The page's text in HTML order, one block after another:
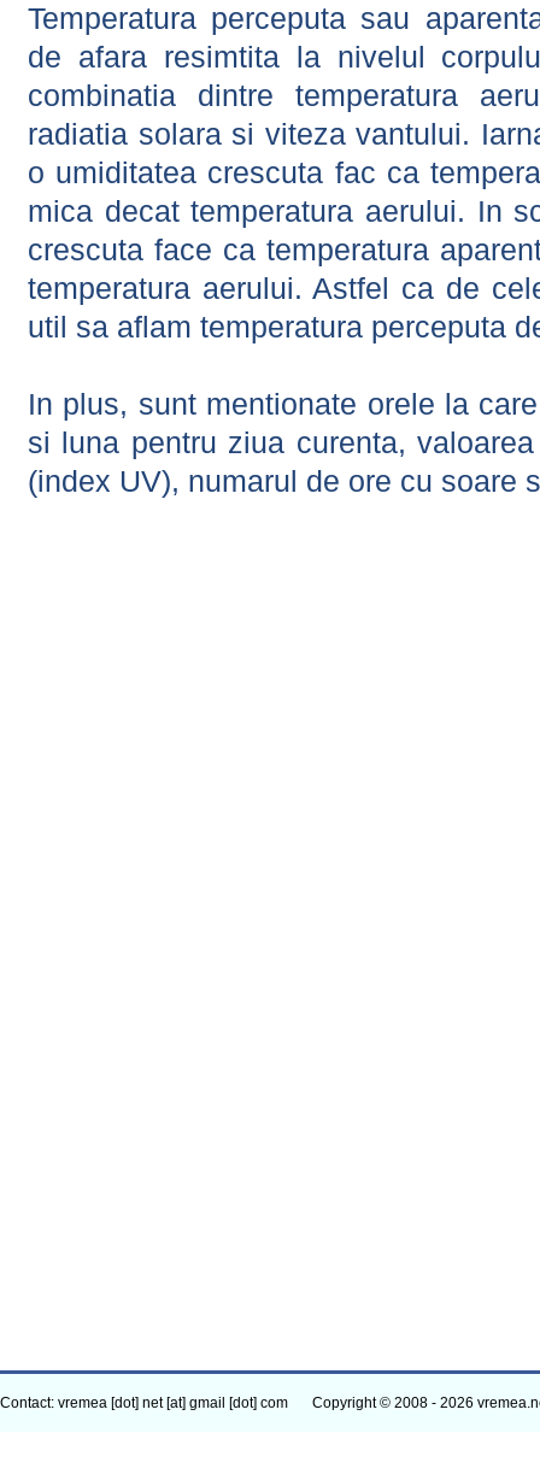
Temperatura perceputa sau
de afara resimtita la nivelul
combinatia dintre temperatura
radiatia solara si viteza vantului.
o umiditatea crescuta fac ca
mica decat temperatura aerului. In
crescuta face ca temperatura
temperatura aerului. Astfel ca de
util sa aflam temperatura perceputa
In plus, sunt mentionate orele la
si luna pentru ziua curenta,
(index UV), numarul de ore cu soare
Contact: vremea [dot] net [at] gmail [dot] com Copyright © 2008 - 2026